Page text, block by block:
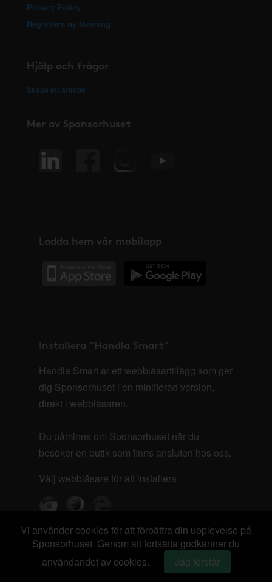
Privacy Policy
Registrera ny förening
Hjälp och frågor
Skapa ett ärende
Mer av Sponsorhuset
Ladda hem vår mobilapp
Installera "Handla Smart"
Handla Smart är ett webbläsartillägg som ger
dig Sponsorhuset i en minifierad version,
direkt i webbläsaren.
Du påminns om Sponsorhuset när du
besöker en butik som finns ansluten hos oss.
Välj webbläsare för att installera:
Vi använder cookies för att förbättra din upplevelse på
Sponsorhuset. Genom att fortsätta godkänner du
användandet av cookies.
Jag förstår